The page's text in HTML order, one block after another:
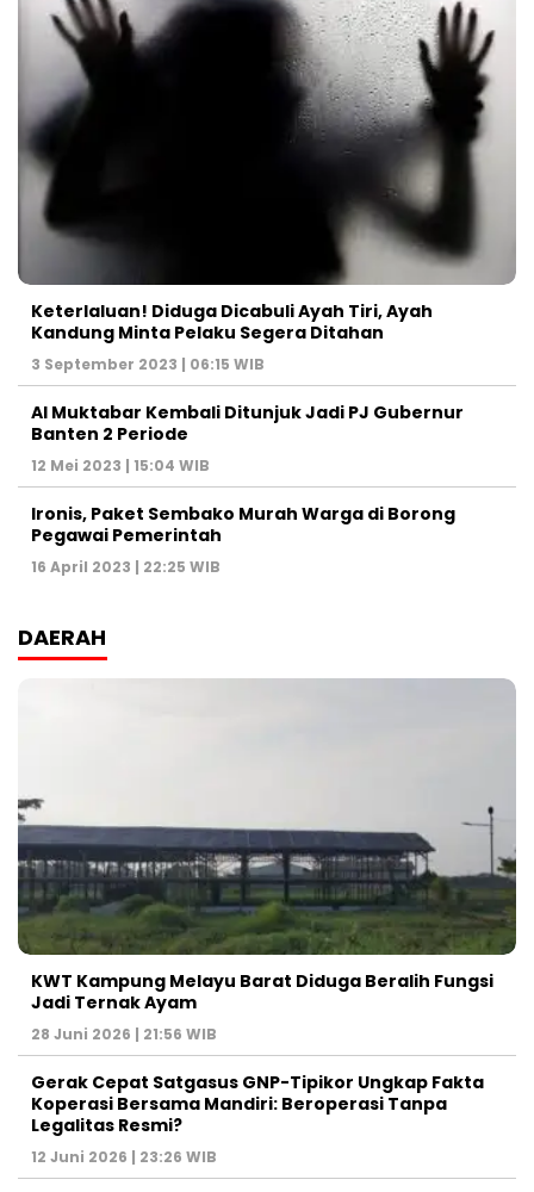
Keterlaluan! Diduga Dicabuli Ayah Tiri, Ayah
Kandung Minta Pelaku Segera Ditahan
3 September 2023 | 06:15 WIB
Al Muktabar Kembali Ditunjuk Jadi PJ Gubernur
Banten 2 Periode
12 Mei 2023 | 15:04 WIB
Ironis, Paket Sembako Murah Warga di Borong
Pegawai Pemerintah
16 April 2023 | 22:25 WIB
DAERAH
KWT Kampung Melayu Barat Diduga Beralih Fungsi
Jadi Ternak Ayam
28 Juni 2026 | 21:56 WIB
Gerak Cepat Satgasus GNP-Tipikor Ungkap Fakta
Koperasi Bersama Mandiri: Beroperasi Tanpa
Legalitas Resmi?
12 Juni 2026 | 23:26 WIB